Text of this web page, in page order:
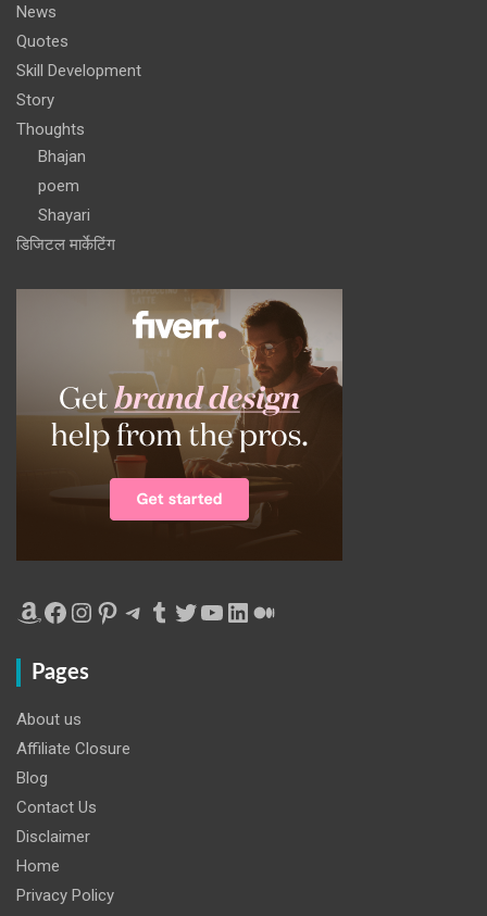
News
Quotes
Skill Development
Story
Thoughts
Bhajan
poem
Shayari
डिजिटल मार्केटिंग
Amazon
Facebook
Instagram
Pinterest
Telegram
Tumblr
Twitter
YouTube
LinkedIn
Medium
Pages
About us
Affiliate Closure
Blog
Contact Us
Disclaimer
Home
Privacy Policy